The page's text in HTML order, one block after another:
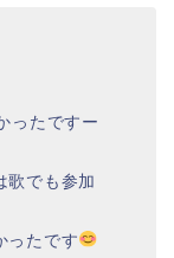
ったですー
歌でも参加
ったです